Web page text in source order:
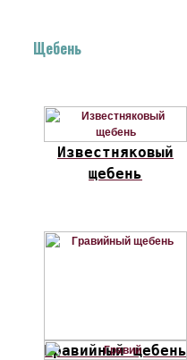
Щебень
Известняковый
щебень
Гравийный щебень